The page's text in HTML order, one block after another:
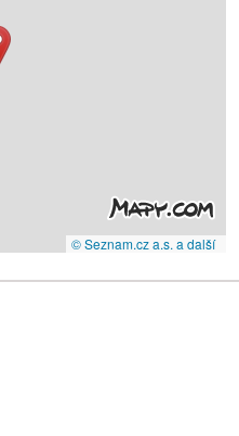
© Seznam.cz a.s. a další